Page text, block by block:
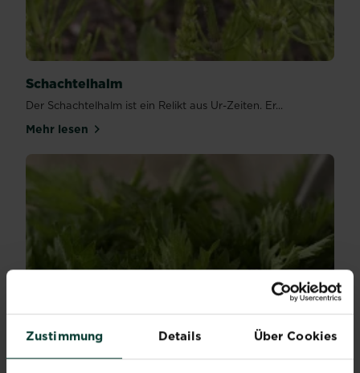
Zustimmung Details Über Cookies
Schachtelhalm
Der Schachtelhalm ist ein Relikt aus Ur-Zeiten. Er...
Mehr lesenüber Schachtelhalm